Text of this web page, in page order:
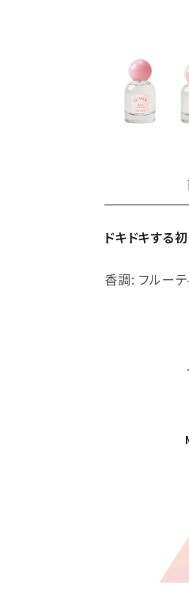
ドキドキする
香調: フルー
¥440（税込）